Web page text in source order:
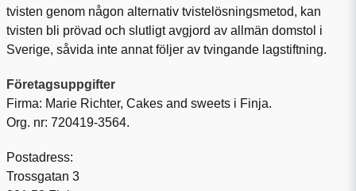
tvisten genom någon alternativ tvistelösningsmetod, kan
tvisten bli prövad och slutligt avgjord av allmän domstol i
Sverige, såvida inte annat följer av tvingande lagstiftning.
Företagsuppgifter
Firma: Marie Richter, Cakes and sweets i Finja.
Org. nr: 720419-3564.
Postadress:
Trossgatan 3